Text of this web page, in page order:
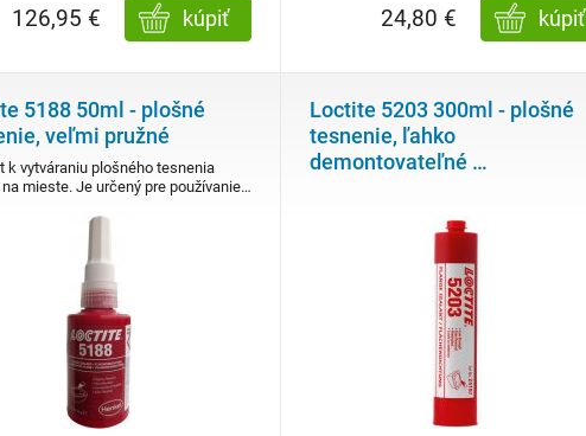
kúpiť
126,95 € kúpiť
24,80 €
5188 50ml - plošné
veľmi pružné
k vytváraniu plošného tesnenia
mieste. Je určený pre používanie…
Loctite 5203 300ml - plošné
tesnenie, ľahko
demontovateľné …